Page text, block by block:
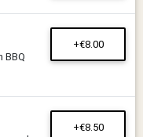
BBQ
+€8.00
+€8.50